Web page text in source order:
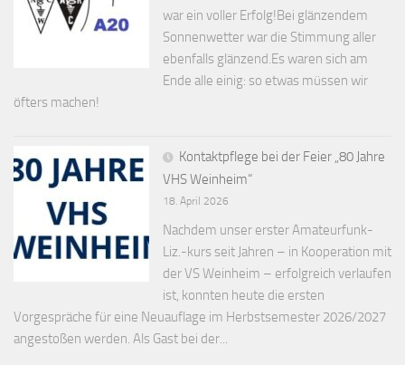
war ein voller Erfolg!Bei glänzendem
Sonnenwetter war die Stimmung aller
ebenfalls glänzend.Es waren sich am
Ende alle einig: so etwas müssen wir
öfters machen!
Kontaktpflege bei der Feier „80 Jahre
VHS Weinheim“
18. April 2026
Nachdem unser erster Amateurfunk-
Liz.-kurs seit Jahren – in Kooperation mit
der VS Weinheim – erfolgreich verlaufen
ist, konnten heute die ersten
Vorgespräche für eine Neuauflage im Herbstsemester 2026/2027
angestoßen werden. Als Gast bei der...